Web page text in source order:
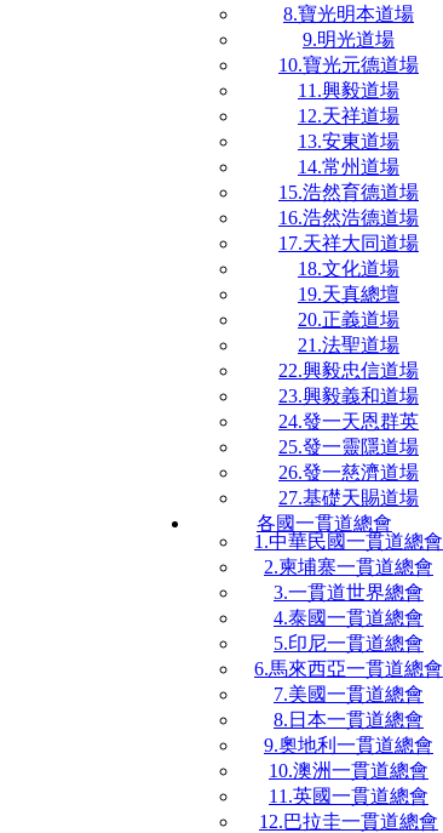
8.寶光明本道場
9.明光道場
10.寶光元德道場
11.興毅道場
12.天祥道場
13.安東道場
14.常州道場
15.浩然育德道場
16.浩然浩德道場
17.天祥大同道場
18.文化道場
19.天真總壇
20.正義道場
21.法聖道場
22.興毅忠信道場
23.興毅義和道場
24.發一天恩群英
25.發一靈隱道場
26.發一慈濟道場
27.基礎天賜道場
各國一貫道總會
1.中華民國一貫道總會
2.柬埔寨一貫道總會
3.一貫道世界總會
4.泰國一貫道總會
5.印尼一貫道總會
6.馬來西亞一貫道總會
7.美國一貫道總會
8.日本一貫道總會
9.奧地利一貫道總會
10.澳洲一貫道總會
11.英國一貫道總會
12.巴拉圭一貫道總會